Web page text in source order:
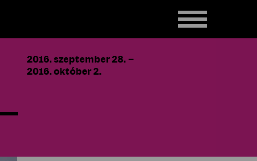
2016. szeptember 28. –
2016. október 2.